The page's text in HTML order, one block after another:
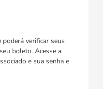
verificar seus
boleto. Acesse a
e sua senha e